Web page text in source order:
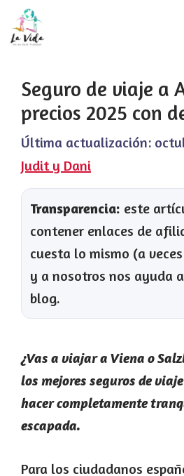
Saltar
Seguro de viaje a
precios 2025 con
Última actualización:
Judit y Dani
Transparencia: este
contener enlaces de
cuesta lo mismo (a
y a nosotros nos ayuda
blog.
¿Vas a viajar a Viena o
los mejores seguros de
hacer completamente
escapada.
Para los ciudadanos